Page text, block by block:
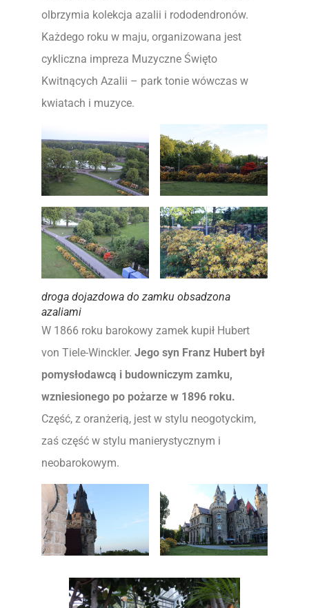
olbrzymia kolekcja azalii i rododendronów.
Każdego roku w maju, organizowana jest
cykliczna impreza Muzyczne Święto
Kwitnących Azalii – park tonie wówczas w
kwiatach i muzyce.
droga dojazdowa do zamku obsadzona
azaliami
W 1866 roku barokowy zamek kupił Hubert
von Tiele-Winckler. Jego syn Franz Hubert był
pomysłodawcą i budowniczym zamku,
wzniesionego po pożarze w 1896 roku.
Część, z oranżerią, jest w stylu neogotyckim,
zaś część w stylu manierystycznym i
neobarokowym.